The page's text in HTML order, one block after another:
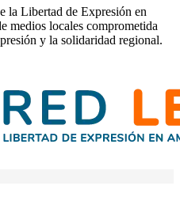
la Libertad de Expresión en
medios locales comprometida
y la solidaridad regional.